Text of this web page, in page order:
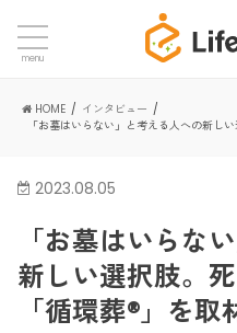
menu
HOME
インタビュー
「お墓はいらない」と考える人への新し
2023.08.05
「お墓はいらな
新しい選択肢。
「循環葬®」を取